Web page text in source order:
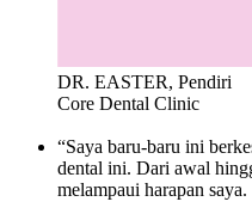
DR. EASTER, Pendiri
Core Dental Clinic
“Saya baru-baru ini
dental ini. Dari awal
melampaui harapan saya.